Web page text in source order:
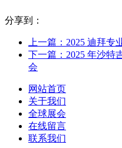
分享到：
上一篇：2025 迪拜专
下一篇：2025 年沙
会
网站首页
关于我们
全球展会
在线留言
联系我们